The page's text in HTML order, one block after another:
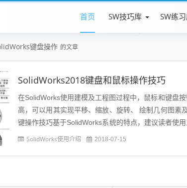
首页 SW技巧库 SW练
键盘操作 的文章
SolidWorks2018键盘和鼠标操作技巧
在SolidWorks使用建模及工程图过程中，鼠标和键盘
高，可以用其实现平移、缩放、旋转、 绘制几何图素
键操作技巧基于SolidWorks系统的特点，建议读者使
高设计效率。如表所示列...
SolidWorks使用介绍 2018-07-15